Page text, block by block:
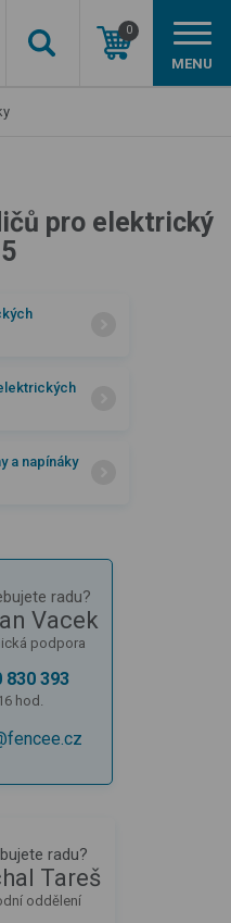
0
MENU
pro elektrický
a napínáky
radu?
Vacek
podpora
830 393
hod.
radu?
Tareš
oddělení